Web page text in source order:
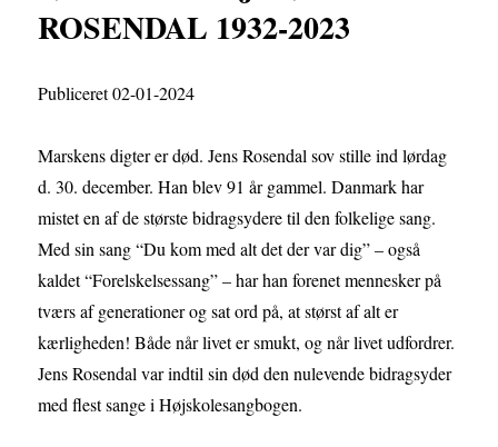
ROSENDAL 1932-2023
Publiceret 02-01-2024
Marskens digter er død. Jens Rosendal sov stille ind lørdag
d. 30. december. Han blev 91 år gammel. Danmark har
mistet en af de største bidragsydere til den folkelige sang.
Med sin sang “Du kom med alt det der var dig” – også
kaldet “Forelskelsessang” – har han forenet mennesker på
tværs af generationer og sat ord på, at størst af alt er
kærligheden! Både når livet er smukt, og når livet udfordrer.
Jens Rosendal var indtil sin død den nulevende bidragsyder
med flest sange i Højskolesangbogen.